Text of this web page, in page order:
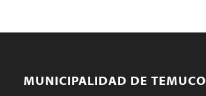
MUNICIPALIDAD DE TEMUCO